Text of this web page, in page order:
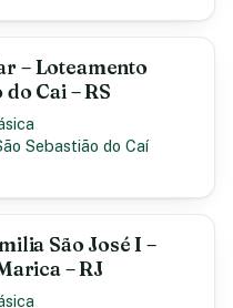
– Loteamento
Cai – RS
Sebastião do Caí
São José I –
– RJ